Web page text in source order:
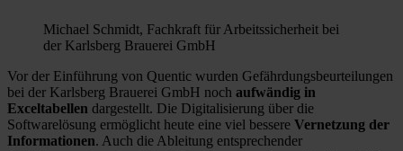
Michael Schmidt, Fachkraft für Arbeitssicherheit bei
der Karlsberg Brauerei GmbH
Vor der Einführung von Quentic wurden Gefährdungsbeurteilungen
bei der Karlsberg Brauerei GmbH noch aufwändig in
Exceltabellen dargestellt. Die Digitalisierung über die
Softwarelösung ermöglicht heute eine viel bessere Vernetzung der
Informationen. Auch die Ableitung entsprechender